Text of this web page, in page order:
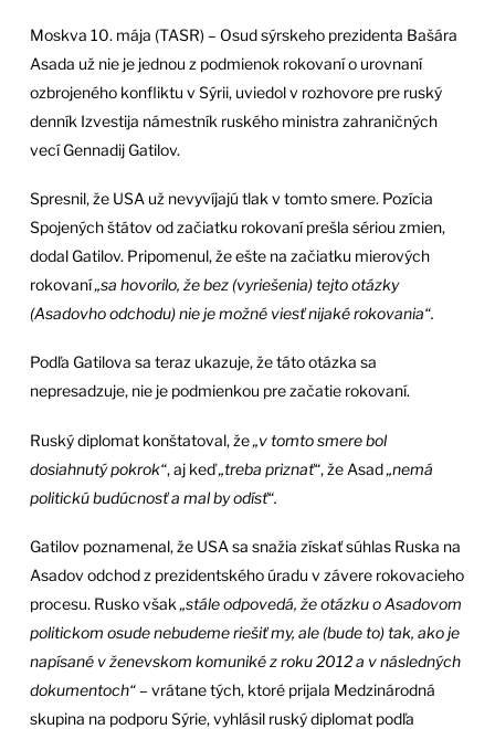
Moskva 10. mája (TASR) – Osud sýrskeho prezidenta Bašára
Asada už nie je jednou z podmienok rokovaní o urovnaní
ozbrojeného konfliktu v Sýrii, uviedol v rozhovore pre ruský
denník Izvestija námestník ruského ministra zahraničných
vecí Gennadij Gatilov.
Spresnil, že USA už nevyvíjajú tlak v tomto smere. Pozícia
Spojených štátov od začiatku rokovaní prešla sériou zmien,
dodal Gatilov. Pripomenul, že ešte na začiatku mierových
rokovaní„sa hovorilo, že bez (vyriešenia) tejto otázky
(Asadovho odchodu) nie je možné viesť nijaké rokovania“.
Podľa Gatilova sa teraz ukazuje, že táto otázka sa
nepresadzuje, nie je podmienkou pre začatie rokovaní.
Ruský diplomat konštatoval, že„v tomto smere bol
dosiahnutý pokrok“, aj keď„treba priznať“, že Asad„nemá
politickú budúcnosť a mal by odísť“.
Gatilov poznamenal, že USA sa snažia získať súhlas Ruska na
Asadov odchod z prezidentského úradu v závere rokovacieho
procesu. Rusko však „stále odpovedá, že otázku o Asadovom
politickom osude nebudeme riešiť my, ale (bude to) tak, ako je
napísané v ženevskom komuniké z roku 2012 a v následných
dokumentoch“– vrátane tých, ktoré prijala Medzinárodná
skupina na podporu Sýrie, vyhlásil ruský diplomat podľa